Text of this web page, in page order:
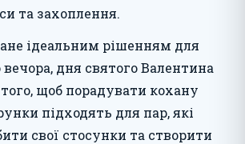
та захоплення.
ідеальним рішенням для
дня святого Валентина
щоб порадувати кохану
підходять для пар, які
свої стосунки та створити